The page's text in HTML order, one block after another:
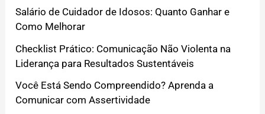
Salário de Cuidador de Idosos: Quanto Ganhar e
Como Melhorar
Checklist Prático: Comunicação Não Violenta na
Liderança para Resultados Sustentáveis
Você Está Sendo Compreendido? Aprenda a
Comunicar com Assertividade